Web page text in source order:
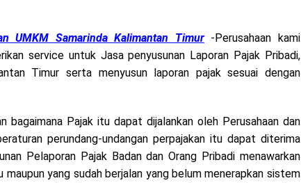
UMKM Samarinda Kalimantan Timur-Perusahaan kami
service untuk Jasa penyusunan Laporan Pajak Pribadi,
Timur serta menyusun laporan pajak sesuai dengan
bagaimana Pajak itu dapat dijalankan oleh Perusahaan dan
perundang-undangan perpajakan itu dapat diterima
Pelaporan Pajak Badan dan Orang Pribadi menawarkan
maupun yang sudah berjalan yang belum menerapkan sistem